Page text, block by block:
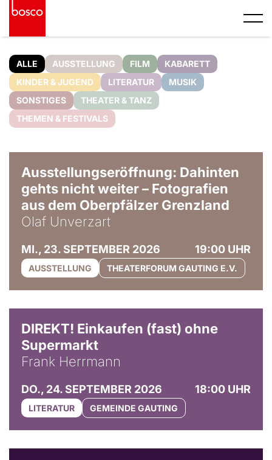
ALLE AUSSTELLUNG FILM
KABARETT
KINDER & JUGEND
LITERATUR
MUSIK
SONSTIGES
THEATER & TANZ
THEMEN & FESTIVALS
Ausstellungseröffnung: Dahinten
gehts nicht weiter – Fotografien
aus dem Oberpfälzer Grenzland
Olaf Unverzart
MI., 23. SEPTEMBER 2026 19:00 UHR
AUSSTELLUNG THEATERFORUM GAUTING E.V.
DIREKT! Einkaufen (fast) ohne
Supermarkt
Frank Herrmann
DO., 24. SEPTEMBER 2026 18:00 UHR
LITERATUR GEMEINDE GAUTING